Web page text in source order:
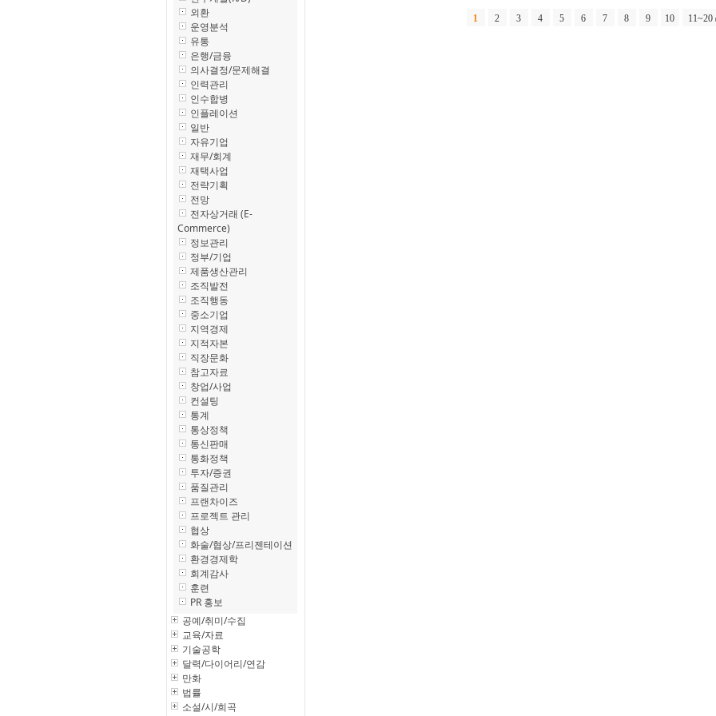
외환
운영분석
유통
은행/금융
의사결정/문제해결
인력관리
인수합병
인플레이션
일반
자유기업
재무/회계
재택사업
전략기획
전망
전자상거래 (E-
Commerce)
정보관리
정부/기업
제품생산관리
조직발전
조직행동
중소기업
지역경제
지적자본
직장문화
참고자료
창업/사업
컨설팅
통계
통상정책
통신판매
통화정책
투자/증권
품질관리
프랜차이즈
프로젝트 관리
협상
화술/협상/프리젠테이션
환경경제학
회계감사
훈련
PR 홍보
공예/취미/수집
교육/자료
기술공학
달력/다이어리/연감
만화
법률
소설/시/희곡
1 2 3 4 5 6 7 8 9 10 11~20